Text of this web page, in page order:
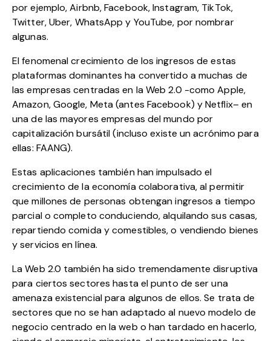
por ejemplo,Airbnb,Facebook,Instagram, TikTok,
Twitter, Uber, WhatsApp y YouTube, por nombrar
algunas.
El fenomenal crecimiento de los ingresos de estas
plataformas dominantes ha convertido a muchas de
las empresas centradas en la Web 2.0 -comoApple,
Amazon,Google, Meta(antes Facebook) yNetflix– en
una de las mayores empresas del mundo por
capitalización bursátil (incluso existe un acrónimo para
ellas: FAANG).
Estas aplicaciones también han impulsado el
crecimiento de la economía colaborativa, al permitir
que millones de personas obtengan ingresos a tiempo
parcial o completo conduciendo, alquilando sus casas,
repartiendo comida y comestibles, o vendiendo bienes
y servicios en línea.
La Web 2.0 también ha sido tremendamente disruptiva
para ciertos sectores hasta el punto de ser una
amenaza existencial para algunos de ellos. Se trata de
sectores que no se han adaptado al nuevo modelo de
negocio centrado en la web o han tardado en hacerlo,